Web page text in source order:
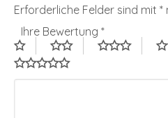
Erforderliche Felder sind mit *
Ihre Bewertung *